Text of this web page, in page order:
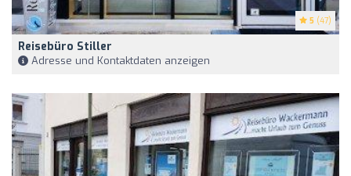
5 (47)
Reisebüro Stiller
Adresse und Kontaktdaten anzeigen